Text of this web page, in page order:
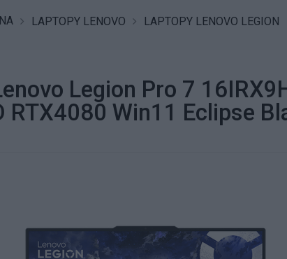
LAPTOPY LENOVO LAPTOPY LENOVO LEGION
Legion Pro 7
RTX4080 Win11 Eclipse